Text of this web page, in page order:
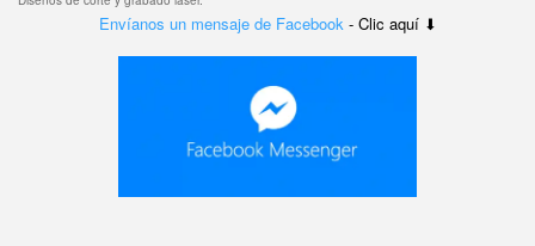
Envíanos un mensaje de Facebook - Clic aquí ⬇